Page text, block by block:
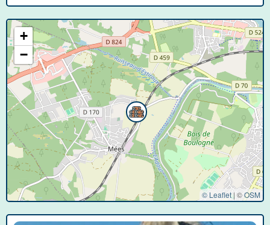
+
−
© Leaflet | ©OSM